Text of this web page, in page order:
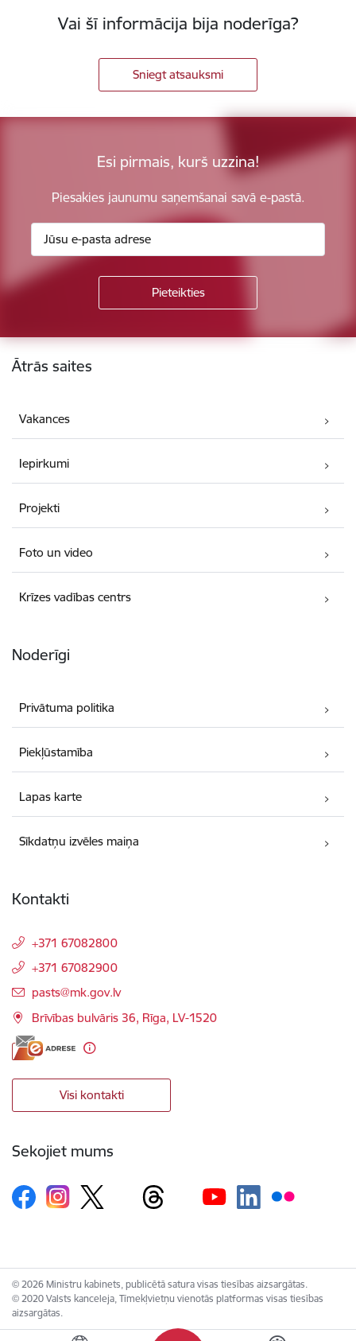
Vai šī informācija bija noderīga?
Sniegt atsauksmi
Esi pirmais, kurš uzzina!
Piesakies jaunumu saņemšanai savā e-pastā.
Kājene
Ātrās saites
Vakances
Iepirkumi
Projekti
Foto un video
Krīzes vadības centrs
Noderīgi
Privātuma politika
Piekļūstamība
Lapas karte
Sīkdatņu izvēles maiņa
Kontakti
+371 67082800
+371 67082900
E-pasts:
pasts@mk.gov.lv
Brīvības bulvāris 36, Rīga, LV-1520
Visi kontakti
Sekojiet mums
© 2026 Ministru kabinets, publicētā satura visas tiesības aizsargātas.
© 2020 Valsts kanceleja, Tīmekļvietņu vienotās platformas visas tiesības
aizsargātas.